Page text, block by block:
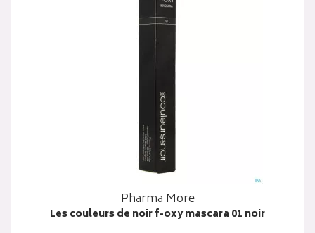
Pharma More
Les couleurs de noir f-oxy mascara 01 noir